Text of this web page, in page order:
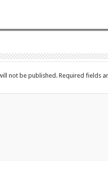
not be published. Required fields